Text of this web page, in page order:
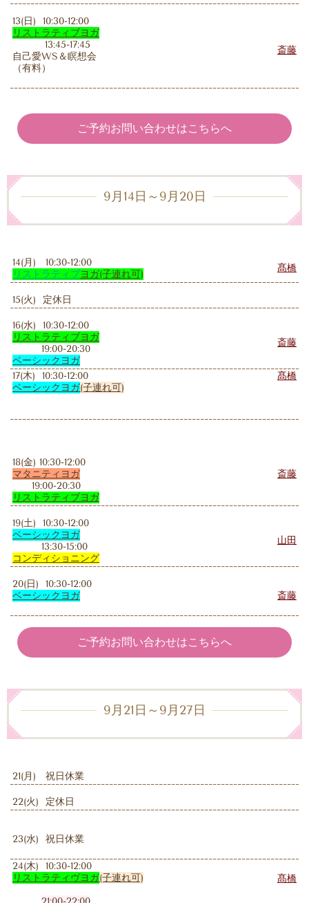
13(日) 10:30-12:00
リストラティブヨガ
13:45-17:45
自己愛WS＆瞑想会
（有料）
斎藤
ご予約お問い合わせはこちらへ
9月14日～9月20日
14(月) 10:30-12:00
リストラティブヨガ(子連れ可)
髙橋
15(火) 定休日
16(水) 10:30-12:00
リストラティブヨガ
19:00-20:30
ベーシックヨガ
斎藤
17(木) 10:30-12:00
ベーシックヨガ(子連れ可)
髙橋
18(金) 10:30-12:00
マタニティヨガ
19:00-20:30
リストラティブヨガ
斎藤
19(土) 10:30-12:00
ベーシックヨガ
13:30-15:00
コンディショニング
山田
20(日) 10:30-12:00
ベーシックヨガ
斎藤
ご予約お問い合わせはこちらへ
9月21日～9月27日
21(月) 祝日休業
22(火) 定休日
23(水) 祝日休業
24(木) 10:30-12:00
リストラティヴヨガ(子連れ可)
髙橋